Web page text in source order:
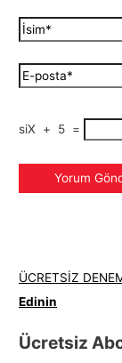
siX + 5 =
ÜCRETSİZ
Edinin
Ücretsiz